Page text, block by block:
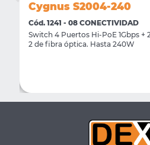
Cygnus S2004-240
Cód. 1241 - 08 CONECTIVIDAD
Switch 4 Puertos Hi-PoE 1Gbps +
2 de fibra óptica. Hasta 240W